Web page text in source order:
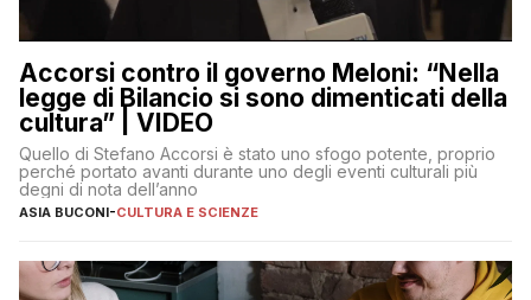
Accorsi contro il governo Meloni: “Nella
legge di Bilancio si sono dimenticati della
cultura” | VIDEO
Quello di Stefano Accorsi è stato uno sfogo potente, proprio
perché portato avanti durante uno degli eventi culturali più
degni di nota dell’anno
ASIA BUCONI-CULTURA E SCIENZE